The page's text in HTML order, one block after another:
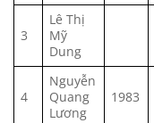
3
Lê Thị
Mỹ
Dung
4
Nguyễn
Quang
Lương
1983